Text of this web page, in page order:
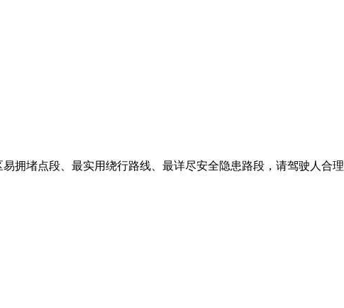
拥堵点段、最实用绕行路线、最详尽安全隐患路段，请驾驶人合理